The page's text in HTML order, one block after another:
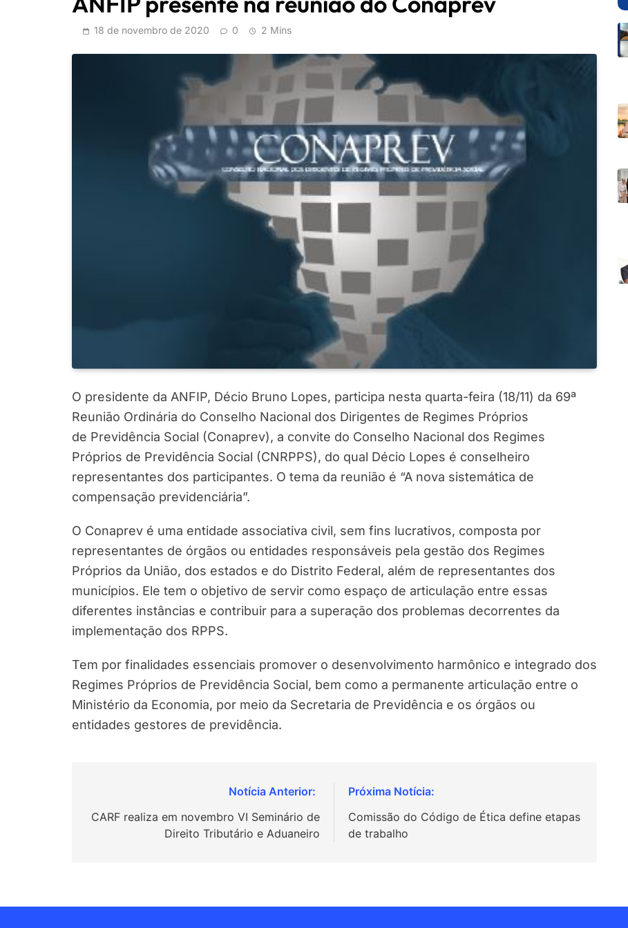
18 de novembro de 2020 0 2 Mins
O presidente da ANFIP, Décio Bruno Lopes, participa nesta quarta-feira (18/11) da 69ª
Reunião Ordinária do Conselho Nacional dos Dirigentes de Regimes Próprios
de Previdência Social (Conaprev), a convite do Conselho Nacional dos Regimes
Próprios de Previdência Social (CNRPPS), do qual Décio Lopes é conselheiro
representantes dos participantes. O tema da reunião é “A nova sistemática de
compensação previdenciária”.
O Conaprev é uma entidade associativa civil, sem fins lucrativos, composta por
representantes de órgãos ou entidades responsáveis pela gestão dos Regimes
Próprios da União, dos estados e do Distrito Federal, além de representantes dos
municípios. Ele tem o objetivo de servir como espaço de articulação entre essas
diferentes instâncias e contribuir para a superação dos problemas decorrentes da
implementação dos RPPS.
Tem por finalidades essenciais promover o desenvolvimento harmônico e integrado dos
Regimes Próprios de Previdência Social, bem como a permanente articulação entre o
Ministério da Economia, por meio da Secretaria de Previdência e os órgãos ou
entidades gestores de previdência.
de
CARF realiza em novembro VI Seminário de
Direito Tributário e Aduaneiro
Comissão do Código de Ética define etapas
de trabalho